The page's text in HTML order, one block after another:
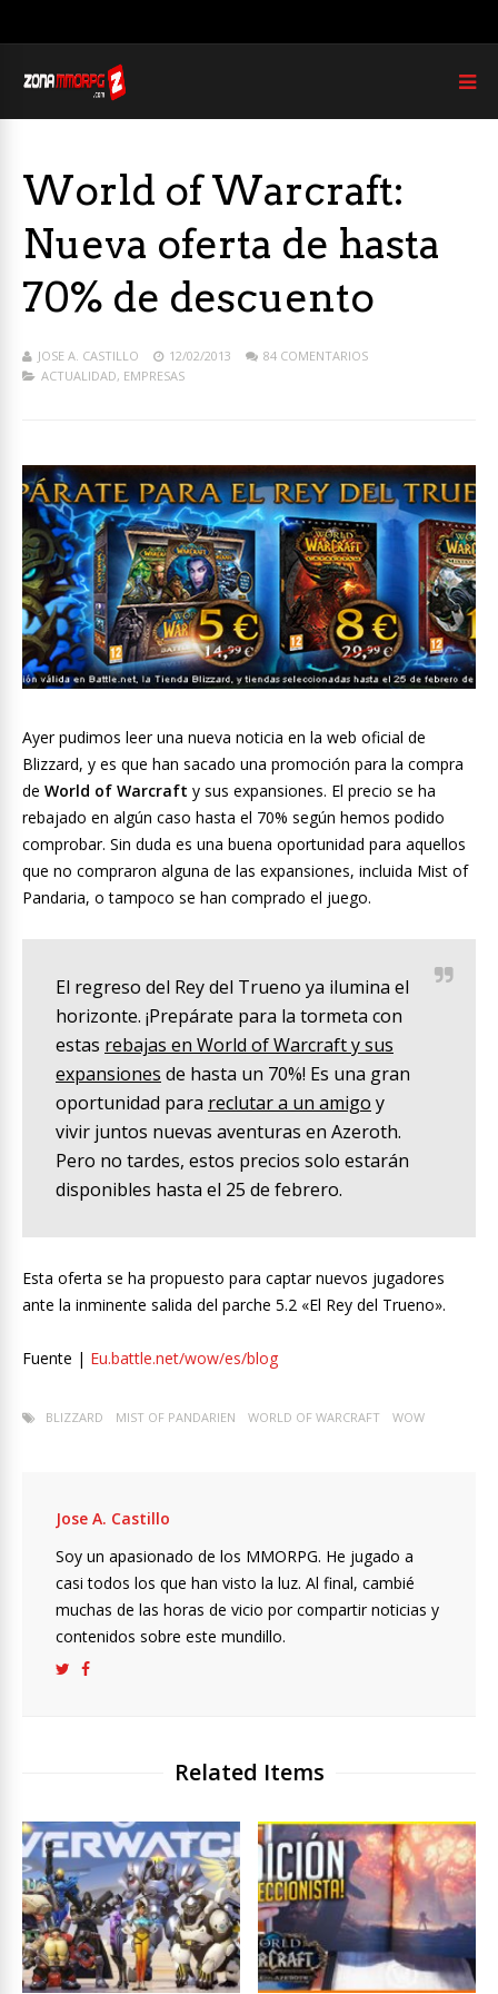
World of Warcraft:
Nueva oferta de hasta
70% de descuento
JOSE A. CASTILLO 12/02/2013
84 COMENTARIOS
ACTUALIDAD, EMPRESAS
Ayer pudimos leer una nueva noticia en la web oficial de
Blizzard, y es que han sacado una promoción para la compra
de World of Warcraft y sus expansiones. El precio se ha
rebajado en algún caso hasta el 70% según hemos podido
comprobar. Sin duda es una buena oportunidad para aquellos
que no compraron alguna de las expansiones, incluida Mist of
Pandaria, o tampoco se han comprado el juego.
El regreso del Rey del Trueno ya ilumina el
horizonte. ¡Prepárate para la tormeta con
estas rebajas en World of Warcraft y sus
expansiones de hasta un 70%! Es una gran
oportunidad para reclutar a un amigo y
vivir juntos nuevas aventuras en Azeroth.
Pero no tardes, estos precios solo estarán
disponibles hasta el 25 de febrero.
Esta oferta se ha propuesto para captar nuevos jugadores
ante la inminente salida del parche 5.2 «El Rey del Trueno».
Fuente | Eu.battle.net/wow/es/blog
BLIZZARD MIST OF PANDARIEN WORLD OF WARCRAFT WOW
Jose A. Castillo
Soy un apasionado de los MMORPG. He jugado a
casi todos los que han visto la luz. Al final, cambié
muchas de las horas de vicio por compartir noticias y
contenidos sobre este mundillo.
Related Items